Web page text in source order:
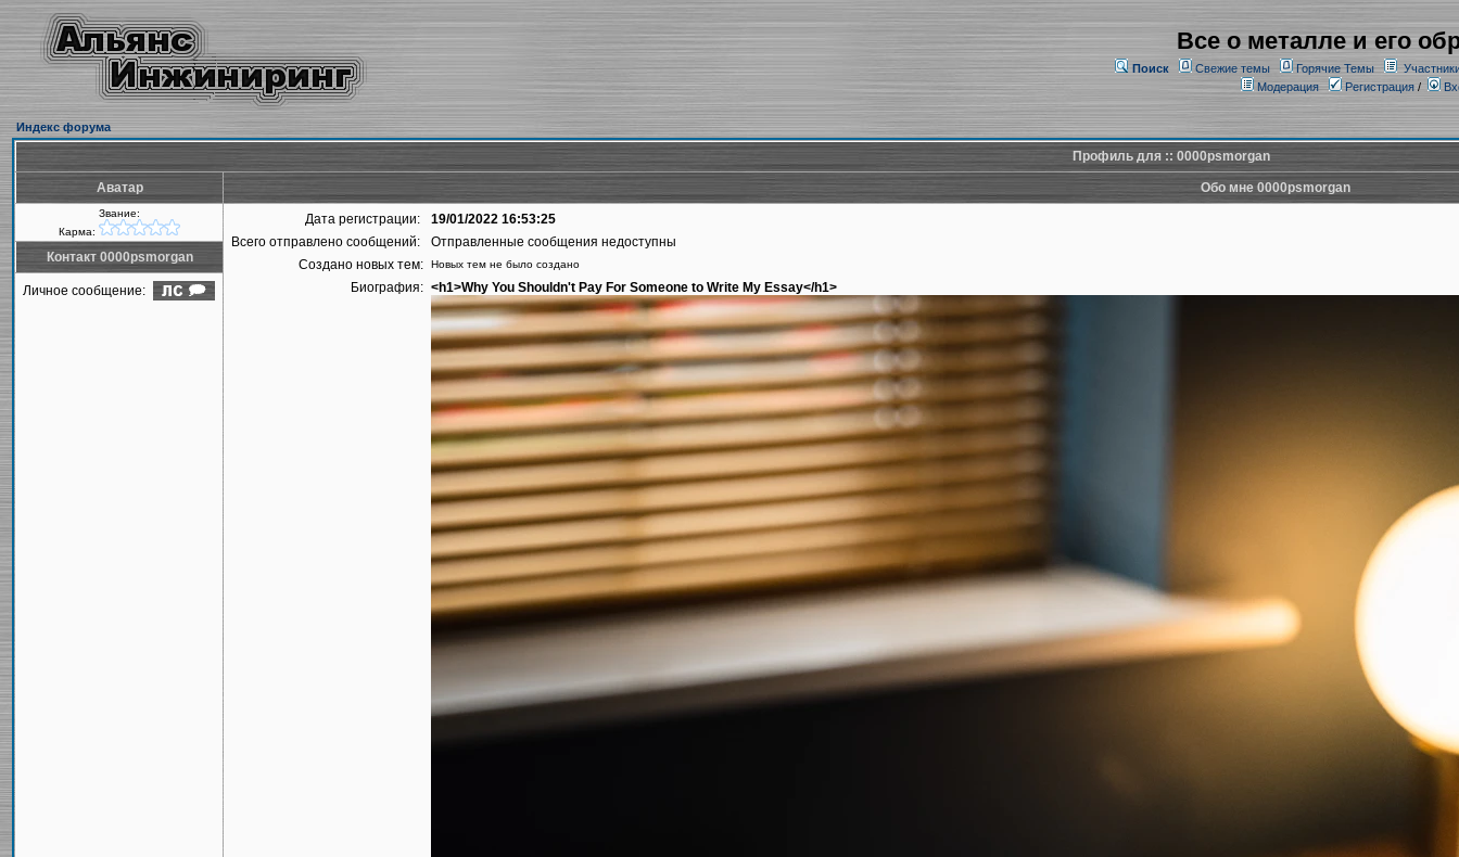
Все о металле и его
Поиск Свежие темы Горячие Темы
Модерация
Регистрация /
Индекс форума
Профиль для :: 0000psmorgan
Аватар Обо мне 0000psmorgan
Звание:
Карма:
Дата регистрации:
19/01/2022 16:53:25
Всего отправлено сообщений:
Отправленные сообщения недоступны
Создано новых тем:
Новых тем не было создано
Биография: <h1>Why You Shouldn't Pay For Someone to Write My Essay</h1>
Контакт 0000psmorgan
Личное сообщение: